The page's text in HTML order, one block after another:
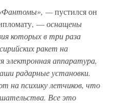
«Фантомы», —пустился он
—оснащены
которых в три раза
ракет на
электронная аппаратура,
радарные установки.
на психику летчиков, что
Все это